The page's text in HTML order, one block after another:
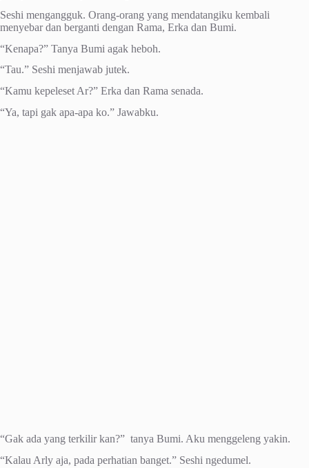
Seshi mengangguk. Orang-orang yang mendatangiku kembali
menyebar dan berganti dengan Rama, Erka dan Bumi.
“Kenapa?” Tanya Bumi agak heboh.
“Tau.” Seshi menjawab jutek.
“Kamu kepeleset Ar?” Erka dan Rama senada.
“Ya, tapi gak apa-apa ko.” Jawabku.
“Gak ada yang terkilir kan?” tanya Bumi. Aku menggeleng yakin.
“Kalau Arly aja, pada perhatian banget.” Seshi ngedumel.